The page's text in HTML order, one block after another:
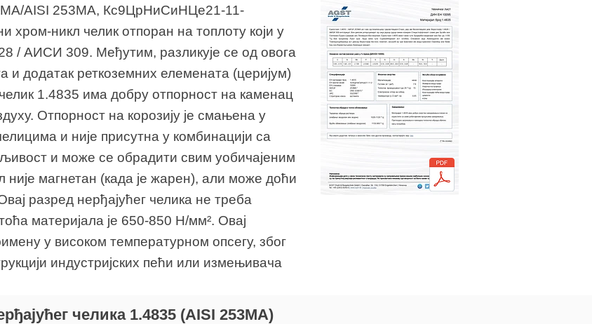
AISI 253MA, Кс9ЦрНиСиНЦе21-11-
хром-никл челик отпоран на топлоту који у
/ АИСИ 309. Међутим, разликује се од овога
и додатак реткоземних елемената (церијум)
1.4835 има добру отпорност на каменац
Отпорност на корозију је смањена у
и није присутна у комбинацији са
и може се обрадити свим уобичајеним
магнетан (када је жарен), али може доћи
разред нерђајућег челика не треба
материјала је 650-850 Н/мм². Овај
у високом температурном опсегу, због
индустријских пећи или измењивача
челика 1.4835 (AISI 253MA)